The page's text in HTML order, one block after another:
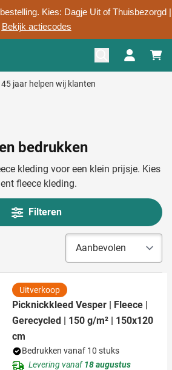
Kies: Dagje Uit of Thuisbezorgd |
Bekijk actiecodes
Persoonlijk advies
bedrukken
kleding voor een klein prijsje. Kies
fleece kleding.
Filteren
Uitverkoop
Picknickkleed Vesper | Fleece |
Gerecycled | 150 g/m² | 150x120
cm
Bedrukken vanaf 10 stuks
Levering vanaf18 augustus